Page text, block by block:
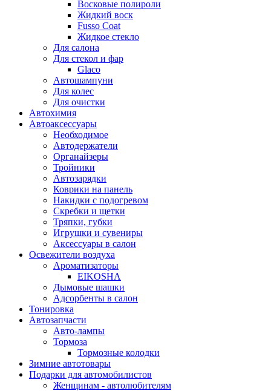
Восковые полироли
Жидкий воск
Fusso Coat
Жидкое стекло
Для салона
Для стекол и фар
Glaco
Автошампуни
Для колес
Для очистки
Автохимия
Автоаксессуары
Необходимое
Автодержатели
Органайзеры
Тройники
Автозарядки
Коврики на панель
Накидки с подогревом
Скребки и щетки
Тряпки, губки
Игрушки и сувениры
Аксессуары в салон
Освежители воздуха
Ароматизаторы
EIKOSHA
Дымовые шашки
Адсорбенты в салон
Тонировка
Автозапчасти
Авто-лампы
Тормоза
Тормозные колодки
Зимние автотовары
Подарки для автомобилистов
Женщинам - автолюбителям